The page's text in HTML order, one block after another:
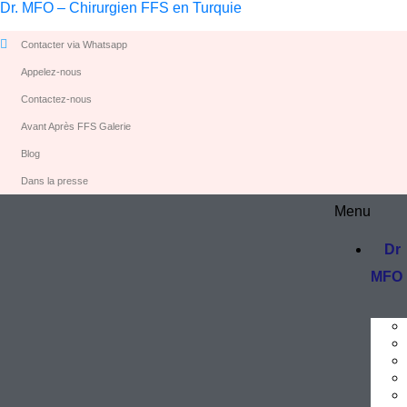
Dr. MFO – Chirurgien FFS en Turquie
Contacter via Whatsapp
Appelez-nous
Contactez-nous
Avant Après FFS Galerie
Blog
Dans la presse
Menu
Dr
MFO